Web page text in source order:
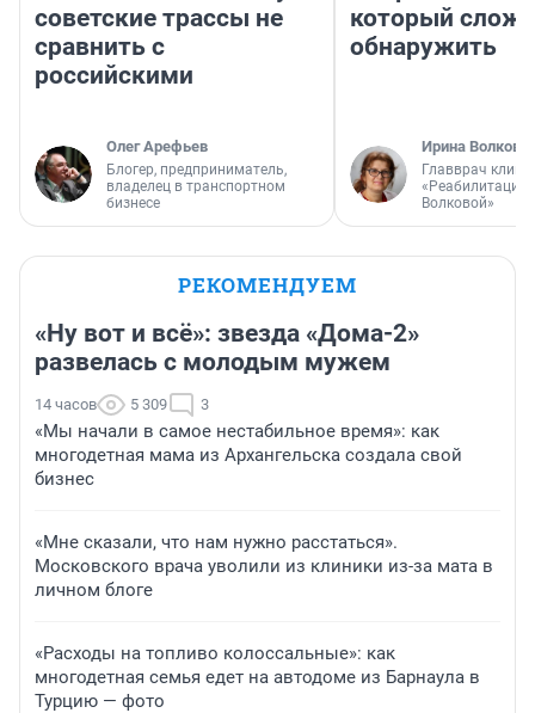
советские трассы не
сравнить с
российскими
Олег Арефьев
Блогер, предприниматель,
владелец в транспортном
бизнесе
который
обнаружить
Ирина Волкова
Главврач
«Реабилитация
Волковой»
РЕКОМЕНДУЕМ
«Ну вот и всё»: звезда «Дома-2»
развелась с молодым мужем
14 часов 5 309 3
«Мы начали в самое нестабильное время»: как
многодетная мама из Архангельска создала свой
бизнес
«Мне сказали, что нам нужно расстаться».
Московского врача уволили из клиники из-за мата в
личном блоге
«Расходы на топливо колоссальные»: как
многодетная семья едет на автодоме из Барнаула в
Турцию — фото